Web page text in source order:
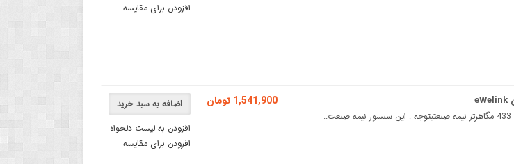
افزودن برای مقایسه
اضافه به سبد خرید
افزودن به لیست دلخواه
افزودن برای مقایسه
1,541,900 تومان